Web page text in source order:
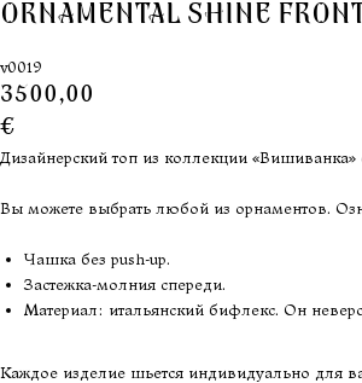
ORNAMENTAL SHINE
v0019
3500,00
€
Дизайнерский топ из коллекции
Вы можете выбрать любой из орнаментов.
Чашка без push-up.
Застежка-молния спереди.
Материал: итальянский бифлекс. Он
Каждое изделие шьется индивидуально для